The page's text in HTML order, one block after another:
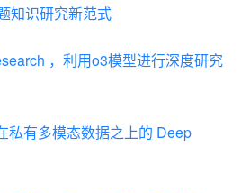
知识研究新范式
，利用o3模型进行深度研究
私有多模态数据之上的 Deep